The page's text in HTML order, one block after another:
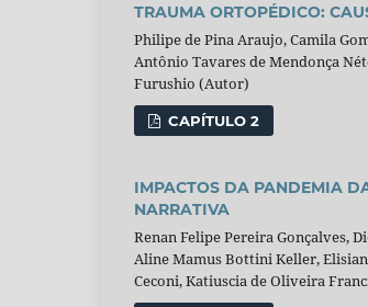
TRAUMA ORTOPÉDICO:
Philipe de Pina Araujo, Camila
Antônio Tavares de Mendonça
Furushio (Autor)
CAPÍTULO 2
IMPACTOS DA PANDEMIA
NARRATIVA
Renan Felipe Pereira Gonçalves,
Aline Mamus Bottini Keller,
Ceconi, Katiuscia de Oliveira